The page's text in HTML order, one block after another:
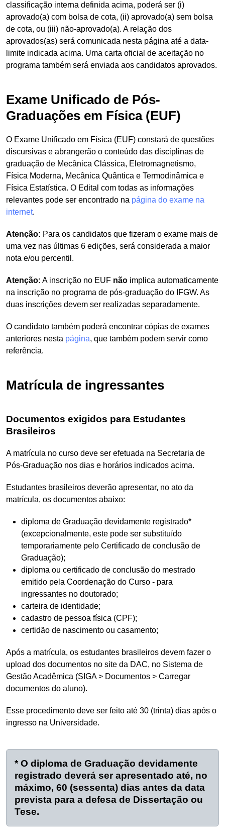
classificação interna definida acima, poderá ser (i)
aprovado(a) com bolsa de cota, (ii) aprovado(a) sem bolsa
de cota, ou (iii) não-aprovado(a). A relação dos
aprovados(as) será comunicada nesta página até a data-
limite indicada acima. Uma carta oficial de aceitação no
programa também será enviada aos candidatos aprovados.
Exame Unificado de Pós-
Graduações em Física (EUF)
O Exame Unificado em Física (EUF) constará de questões
discursivas e abrangerão o conteúdo das disciplinas de
graduação de Mecânica Clássica, Eletromagnetismo,
Física Moderna, Mecânica Quântica e Termodinâmica e
Física Estatística. O Edital com todas as informações
relevantes pode ser encontrado na página do exame na
internet.
Atenção: Para os candidatos que fizeram o exame mais de
uma vez nas últimas 6 edições, será considerada a maior
nota e/ou percentil.
Atenção: A inscrição no EUF não implica automaticamente
na inscrição no programa de pós-graduação do IFGW. As
duas inscrições devem ser realizadas separadamente.
O candidato também poderá encontrar cópias de exames
anteriores nesta página, que também podem servir como
referência.
Matrícula de ingressantes
Documentos exigidos para Estudantes
Brasileiros
A matrícula no curso deve ser efetuada na Secretaria de
Pós-Graduação nos dias e horários indicados acima.
Estudantes brasileiros deverão apresentar, no ato da
matrícula, os documentos abaixo:
diploma de Graduação devidamente registrado*
(excepcionalmente, este pode ser substituído
temporariamente pelo Certificado de conclusão de
Graduação);
diploma ou certificado de conclusão do mestrado
emitido pela Coordenação do Curso - para
ingressantes no doutorado;
carteira de identidade;
cadastro de pessoa física (CPF);
certidão de nascimento ou casamento;
Após a matrícula, os estudantes brasileiros devem fazer o
upload dos documentos no site da DAC, no Sistema de
Gestão Acadêmica (SIGA > Documentos > Carregar
documentos do aluno).
Esse procedimento deve ser feito até 30 (trinta) dias após o
ingresso na Universidade.
* O diploma de Graduação devidamente
registrado deverá ser apresentado até, no
máximo, 60 (sessenta) dias antes da data
prevista para a defesa de Dissertação ou
Tese.